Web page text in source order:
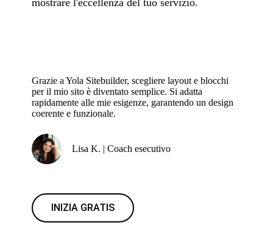
Grazie a Yola Sitebuilder, scegliere layout e blocchi
per il mio sito è diventato semplice. Si adatta
rapidamente alle mie esigenze, garantendo un design
coerente e funzionale.
Lisa K. | Coach esecutivo
INIZIA GRATIS